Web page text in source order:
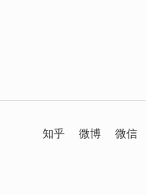
知乎 微博 微信